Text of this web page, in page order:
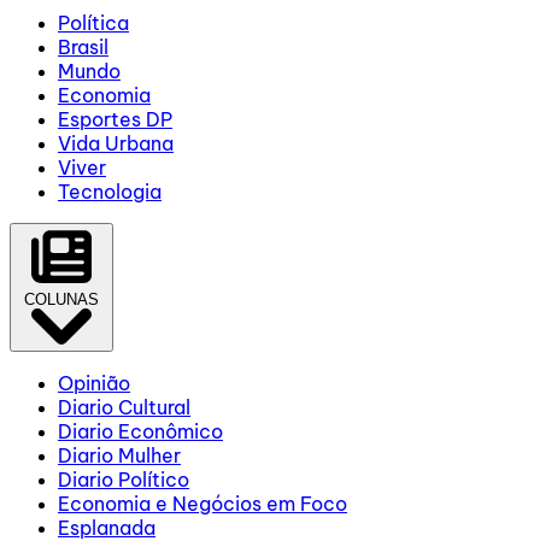
Política
Brasil
Mundo
Economia
Esportes DP
Vida Urbana
Viver
Tecnologia
COLUNAS
Opinião
Diario Cultural
Diario Econômico
Diario Mulher
Diario Político
Economia e Negócios em Foco
Esplanada